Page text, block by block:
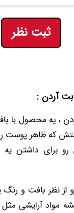
ثبت نظر
آردن :
، یه محصول با
که ظاهر پوست
برای داشتن یه
از نظر بافت و
مواد آرایشی مثل